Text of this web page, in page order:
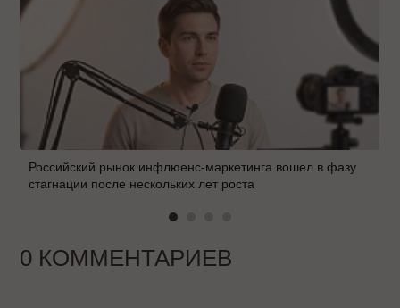
Российский рынок инфлюенс-маркетинга вошел в фазу
стагнации после нескольких лет роста
0 КОММЕНТАРИЕВ